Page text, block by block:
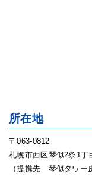
所在地
〒063-0812
札幌市西区琴似2条1
（提携先 琴似タワー